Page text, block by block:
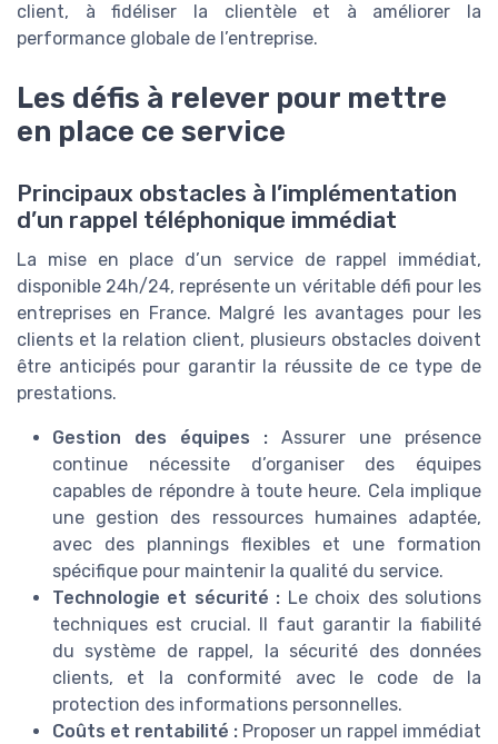
client, à fidéliser la clientèle et à améliorer la
performance globale de l’entreprise.
Les défis à relever pour mettre
en place ce service
Principaux obstacles à l’implémentation
d’un rappel téléphonique immédiat
La mise en place d’un service de rappel immédiat,
disponible 24h/24, représente un véritable défi pour les
entreprises en France. Malgré les avantages pour les
clients et la relation client, plusieurs obstacles doivent
être anticipés pour garantir la réussite de ce type de
prestations.
Gestion des équipes : Assurer une présence
continue nécessite d’organiser des équipes
capables de répondre à toute heure. Cela implique
une gestion des ressources humaines adaptée,
avec des plannings flexibles et une formation
spécifique pour maintenir la qualité du service.
Technologie et sécurité : Le choix des solutions
techniques est crucial. Il faut garantir la fiabilité
du système de rappel, la sécurité des données
clients, et la conformité avec le code de la
protection des informations personnelles.
Coûts et rentabilité : Proposer un rappel immédiat